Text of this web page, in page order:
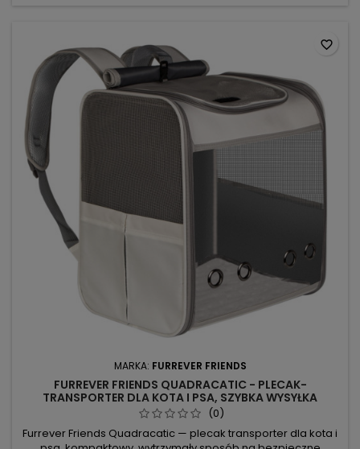
MARKA: FURREVER FRIENDS
FURREVER FRIENDS QUADRACATIC - PLECAK-
TRANSPORTER DLA KOTA I PSA, SZYBKA WYSYŁKA
(0)
Furrever Friends Quadracatic — plecak transporter dla kota i
favorite_border